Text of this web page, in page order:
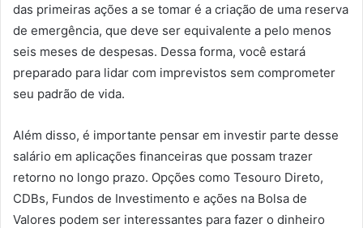
das primeiras ações a se tomar é a criação de uma reserva
de emergência, que deve ser equivalente a pelo menos
seis meses de despesas. Dessa forma, você estará
preparado para lidar com imprevistos sem comprometer
seu padrão de vida.
Além disso, é importante pensar em investir parte desse
salário em aplicações financeiras que possam trazer
retorno no longo prazo. Opções como Tesouro Direto,
CDBs, Fundos de Investimento e ações na Bolsa de
Valores podem ser interessantes para fazer o dinheiro